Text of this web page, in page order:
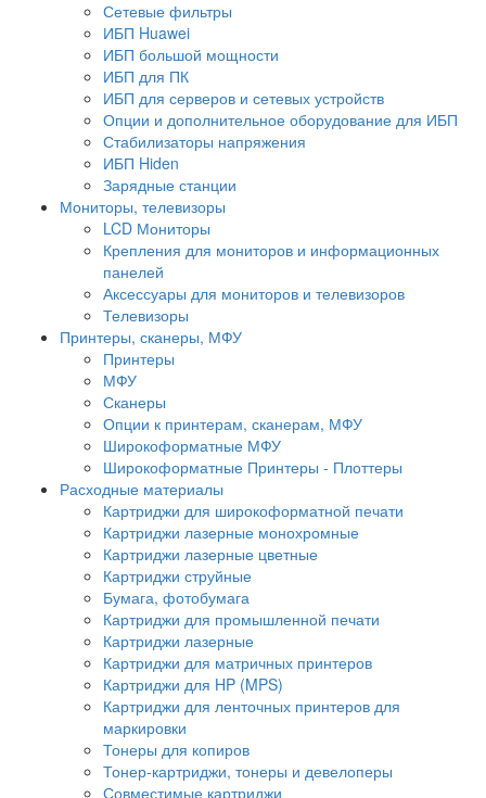
Сетевые фильтры
ИБП Huawei
ИБП большой мощности
ИБП для ПК
ИБП для серверов и сетевых устройств
Опции и дополнительное оборудование для ИБП
Стабилизаторы напряжения
ИБП Hiden
Зарядные станции
Мониторы, телевизоры
LCD Мониторы
Крепления для мониторов и информационных
панелей
Аксессуары для мониторов и телевизоров
Телевизоры
Принтеры, сканеры, МФУ
Принтеры
МФУ
Сканеры
Опции к принтерам, сканерам, МФУ
Широкоформатные МФУ
Широкоформатные Принтеры - Плоттеры
Расходные материалы
Картриджи для широкоформатной печати
Картриджи лазерные монохромные
Картриджи лазерные цветные
Картриджи струйные
Бумага, фотобумага
Картриджи для промышленной печати
Картриджи лазерные
Картриджи для матричных принтеров
Картриджи для HP (MPS)
Картриджи для ленточных принтеров для
маркировки
Тонеры для копиров
Тонер-картриджи, тонеры и девелоперы
Совместимые картриджи